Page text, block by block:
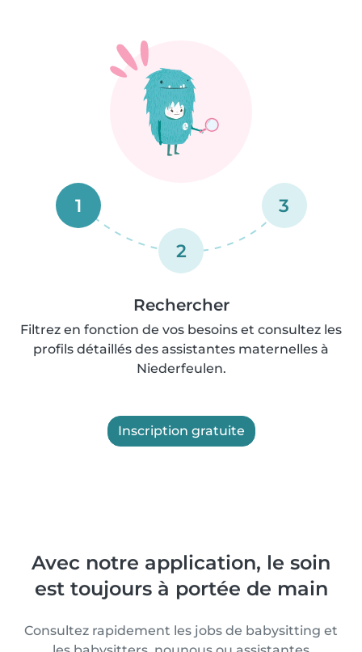
1
2
3
Rechercher
Filtrez en fonction de vos besoins et consultez les
profils détaillés des assistantes maternelles à
Niederfeulen.
Inscription gratuite
Avec notre application, le soin
est toujours à portée de main
Consultez rapidement les jobs de babysitting et